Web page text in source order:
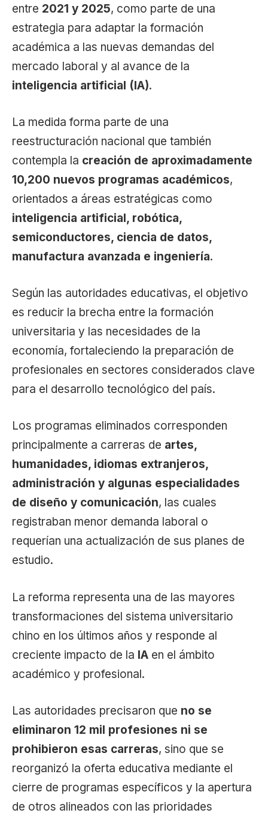
entre 2021 y 2025, como parte de una
estrategia para adaptar la formación
académica a las nuevas demandas del
mercado laboral y al avance de la
inteligencia artificial (IA).
La medida forma parte de una
reestructuración nacional que también
contempla la creación de aproximadamente
10,200 nuevos programas académicos,
orientados a áreas estratégicas como
inteligencia artificial, robótica,
semiconductores, ciencia de datos,
manufactura avanzada e ingeniería.
Según las autoridades educativas, el objetivo
es reducir la brecha entre la formación
universitaria y las necesidades de la
economía, fortaleciendo la preparación de
profesionales en sectores considerados clave
para el desarrollo tecnológico del país.
Los programas eliminados corresponden
principalmente a carreras de artes,
humanidades, idiomas extranjeros,
administración y algunas especialidades
de diseño y comunicación, las cuales
registraban menor demanda laboral o
requerían una actualización de sus planes de
estudio.
La reforma representa una de las mayores
transformaciones del sistema universitario
chino en los últimos años y responde al
creciente impacto de la IA en el ámbito
académico y profesional.
Las autoridades precisaron que no se
eliminaron 12 mil profesiones ni se
prohibieron esas carreras, sino que se
reorganizó la oferta educativa mediante el
cierre de programas específicos y la apertura
de otros alineados con las prioridades